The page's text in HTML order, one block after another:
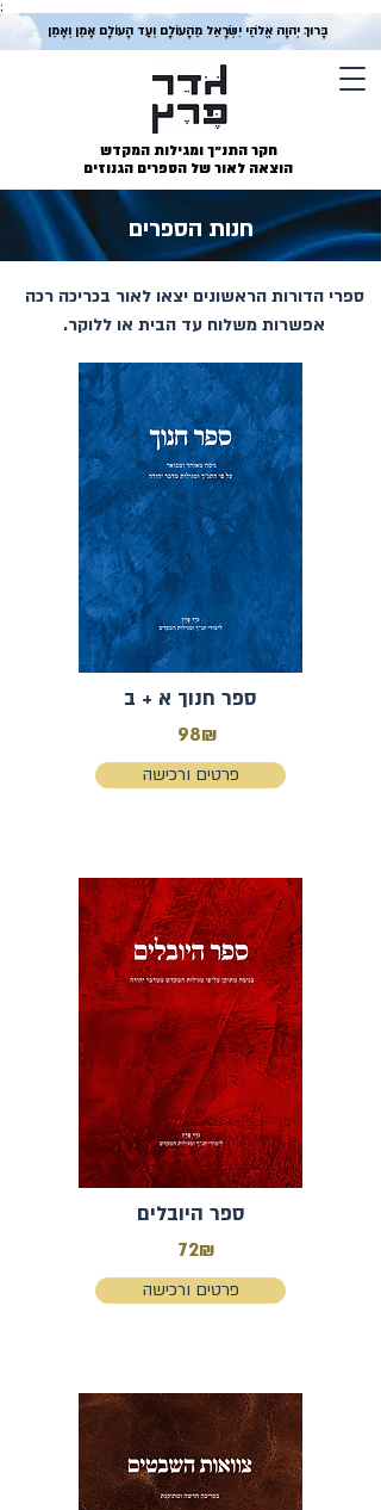
;
בָּרוּךְ יְהוָה אֱלֹהֵי יִשְׂרָאֵל מֵהָעוֹלָם וְעַד הָעוֹלָם אָמֵן וְאָמֵן
חקר התנ״ך ומגילות המקדש
הוצאה לאור של הספרים הגנוזים
חנות הספרים
ספרי הדורות הראשונים יצאו לאור בכריכה רכה
אפשרות משלוח עד הבית או ללוקר.
ספר חנוך א + ב
98₪
פרטים ורכישה
ספר היובלים
72₪
פרטים ורכישה